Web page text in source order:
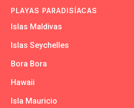
PLAYAS PARADISÍACAS
Islas Maldivas
Islas Seychelles
Bora Bora
Hawaii
Isla Mauricio